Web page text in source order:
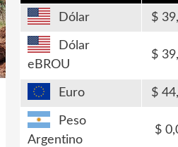
Dólar
Dólar
eBROU
Euro
Peso
Argentino